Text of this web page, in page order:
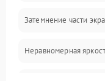
Механические
Программное
Затемнение части
Неравномерная